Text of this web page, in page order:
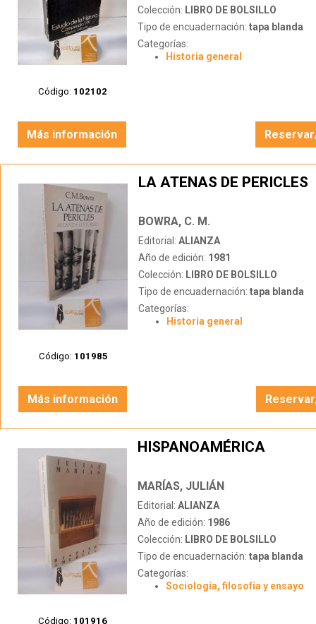
Código: 102102
Colección: LIBRO DE BOLSILLO
Tipo de encuadernación: tapa blanda
Categorías:
Historia general
Más información
Código: 101985
LA ATENAS DE PERICLES
BOWRA, C. M.
Editorial: ALIANZA
Año de edición: 1981
Colección: LIBRO DE BOLSILLO
Tipo de encuadernación: tapa blanda
Categorías:
Historia general
Más información
Código: 101916
HISPANOAMÉRICA
MARÍAS, JULIÁN
Editorial: ALIANZA
Año de edición: 1986
Colección: LIBRO DE BOLSILLO
Tipo de encuadernación: tapa blanda
Categorías:
Sociología, filosofía y ensayo